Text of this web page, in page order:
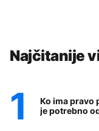
Najčitanije
Ko ima pravo
je potrebno